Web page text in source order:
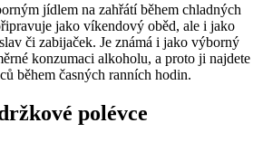
jídlem na zahřátí během chladných
jako víkendový oběd, ale i jako
či zabijaček. Je známá i jako výborný
konzumaci alkoholu, a proto ji najdete
během časných ranních hodin.
polévce